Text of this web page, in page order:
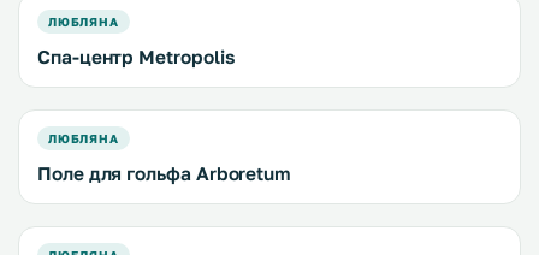
ЛЮБЛЯНА
Спа-центр Metropolis
ЛЮБЛЯНА
Поле для гольфа Arboretum